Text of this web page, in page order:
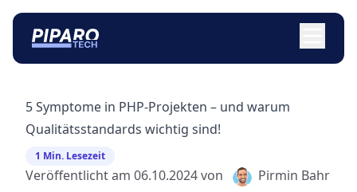
5 Symptome in PHP-Projekten – und warum
Qualitätsstandards wichtig sind!
1 Min. Lesezeit
Veröffentlicht am 06.10.2024von Pirmin Bahr